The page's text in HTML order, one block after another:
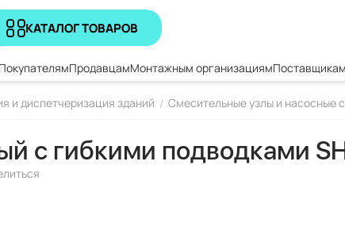
КАТАЛОГ ТОВАРОВ
ПокупателямПродавцамМонтажным организациямПоставщикам
и диспетчеризация зданий / Смесительные узлы и насосные
с гибкими подводками